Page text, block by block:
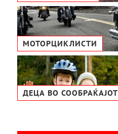
МОТОРЦИКЛИСТИ
ДЕЦА ВО СООБРАЌАЈОТ